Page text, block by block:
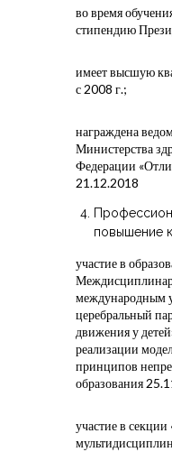
во время
стипендию
имеет высшую
с 2008 г.;
награждена
Министерства
Федерации
21.12.2018
повышение
участие в
международным
церебральный
движения у
реализации
принципов
образования
участие в